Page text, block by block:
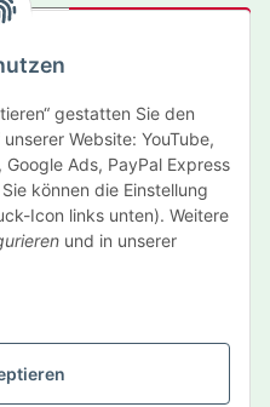
gestatten Sie den
Website: YouTube,
Ads, PayPal Express
können die Einstellung
Icon links unten). Weitere
und in unserer